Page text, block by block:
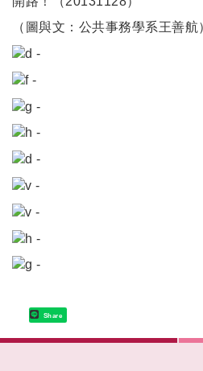
（圖與文：公共事務學系王善航
Share